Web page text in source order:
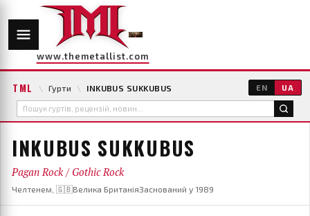
www.themetallist.com
TML \ Гурти \ INKUBUS SUKKUBUS EN UA
INKUBUS SUKKUBUS
Pagan Rock / Gothic Rock
Челтенем, 🇬🇧Велика БританіяЗаснований у 1989